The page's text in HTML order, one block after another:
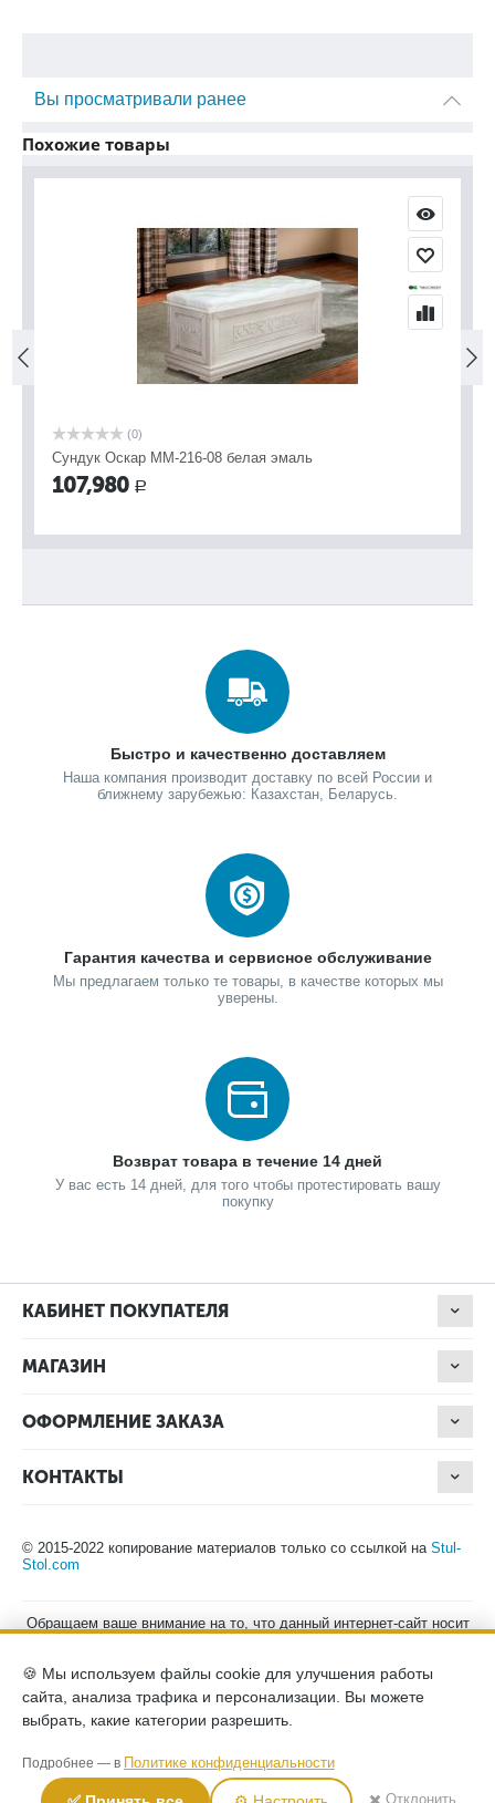
Вы просматривали ранее
Похожие товары
(0)
Оскар ММ-216-08 белая эмаль
Р
Быстро и качественно доставляем
Наша компания производит доставку по всей России и
ближнему зарубежью: Казахстан, Беларусь.
Гарантия качества и сервисное обслуживание
Мы предлагаем только те товары, в качестве которых мы
уверены.
Возврат товара в течение 14 дней
У вас есть 14 дней, для того чтобы протестировать вашу
покупку
КАБИНЕТ ПОКУПАТЕЛЯ
МАГАЗИН
ОФОРМЛЕНИЕ ЗАКАЗА
КОНТАКТЫ
© 2015-2022 копирование материалов только со ссылкой на Stul-
Stol.com
Обращаем ваше внимание на то, что данный интернет-сайт носит
положениями Статьи 437 (2) Гражданского кодекса Российской
Федерации. Для получения подробной информации о наличии и
стоимости указанных товаров, пожалуйста, обращайтесь к
менеджерам компании по телефону.
Политика конфиденциальности
данных согласие на обработку персональных данных
🍪 Мы используем файлы cookie для улучшения работы
сайта, анализа трафика и персонализации. Вы можете
выбрать, какие категории разрешить.
Подробнее — в Политике конфиденциальности
✖️ Отклонить